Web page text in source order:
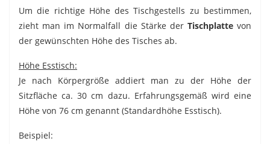
Um die richtige Höhe des Tischgestells zu bestimmen,
zieht man im Normalfall die Stärke der Tischplattevon
der gewünschten Höhe des Tisches ab.
Höhe Esstisch:
Je nach Körpergröße addiert man zu der Höhe der
Sitzfläche ca. 30 cm dazu. Erfahrungsgemäß wird eine
Höhe von 76 cm genannt (Standardhöhe Esstisch).
Beispiel: